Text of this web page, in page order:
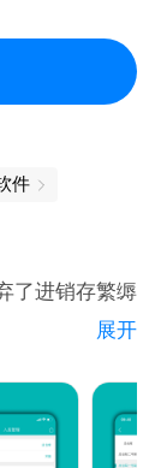
同客户显示
有理想有梦想
件
了进销存繁缛
拨、拆装组
展开